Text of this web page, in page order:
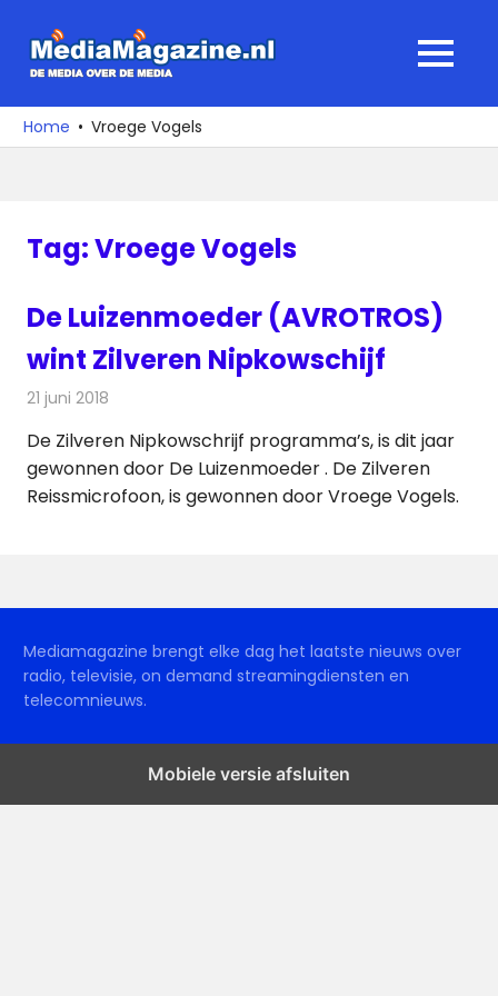
naar
media
over
MENU
Home Vroege Vogels
Tag:Vroege Vogels
De Luizenmoeder (AVROTROS)
wint Zilveren Nipkowschijf
21 juni 2018
De Zilveren Nipkowschrijf programma’s, is dit jaar
gewonnen door De Luizenmoeder . De Zilveren
Reissmicrofoon, is gewonnen door Vroege Vogels.
Mediamagazine brengt elke dag het laatste nieuws over
radio, televisie, on demand streamingdiensten en
telecomnieuws.
Mobiele versie afsluiten